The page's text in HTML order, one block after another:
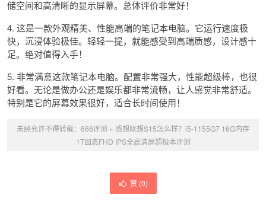
储空间和高清晰的显示屏幕。总体评价非常好！
4. 这是一款外观精美、性能高端的笔记本电脑。它运行速度极
快，沉浸体验极佳。轻轻一提，就能感受到高端质感，设计感十
足。绝对值得入手！
5. 非常满意这款笔记本电脑。配置非常强大，性能超级棒，也很
好看。无论是做办公还是娱乐都非常流畅，让人感觉非常舒适。
特别是它的屏幕效果很好，适合长时间使用！
未经允许不得转载： 666评测 » 感想联想S15怎么样？i5-1155G7 16G内存
1T固态FHD IPS全高清屏超极本评测
赞 (0)